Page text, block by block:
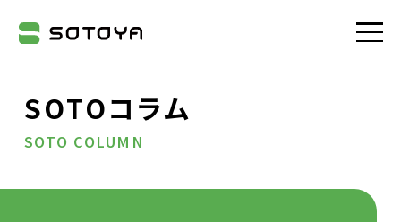
株式会社SOTOYA
SOTOコラム
SOTO COLUMN